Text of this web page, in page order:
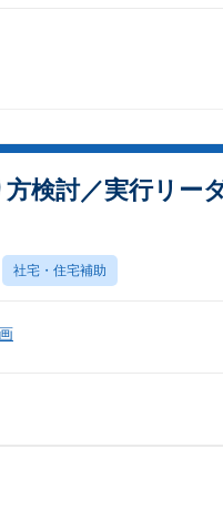
検討／実行リー
社宅・住宅補助